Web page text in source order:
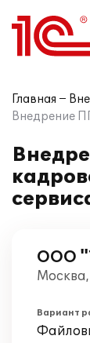
Главная
Внедрение
ООО
Вариант